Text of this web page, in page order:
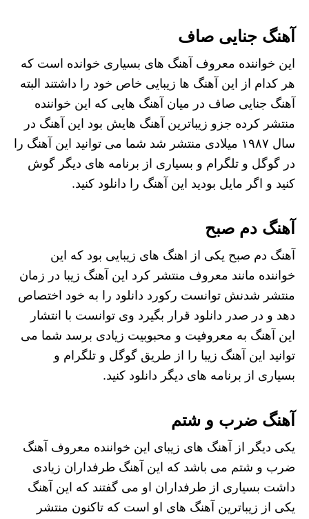
آهنگ جنایی صاف
این خواننده معروف آهنگ های بسیاری خوانده است که
هر کدام از این آهنگ ها زیبایی خاص خود را داشتند البته
آهنگ جنایی صاف در میان آهنگ هایی که این خواننده
منتشر کرده جزو زیباترین آهنگ هایش بود این آهنگ در
سال ۱۹۸۷ میلادی منتشر شد شما می توانید این آهنگ را
در گوگل و تلگرام و بسیاری از برنامه ‌های دیگر گوش
کنید و اگر مایل بودید این آهنگ را دانلود کنید.
آهنگ دم صبح
آهنگ دم صبح یکی از اهنگ های زیبایی بود که این
خواننده مانند معروف منتشر کرد این آهنگ زیبا در زمان
منتشر شدنش توانست رکورد دانلود را به خود اختصاص
دهد و در صدر دانلود قرار بگیرد وی توانست با انتشار
این آهنگ به معروفیت و محبوبیت زیادی برسد شما می
توانید این آهنگ زیبا را از طریق گوگل و تلگرام و
بسیاری از برنامه‌ های دیگر دانلود کنید.
آهنگ ضرب و شتم
یکی دیگر از آهنگ های زیبای این خواننده معروف آهنگ
ضرب و شتم می باشد که این آهنگ طرفداران زیادی
داشت بسیاری از طرفداران او می‌ گفتند که این آهنگ
یکی از زیباترین آهنگ های او است که تاکنون منتشر